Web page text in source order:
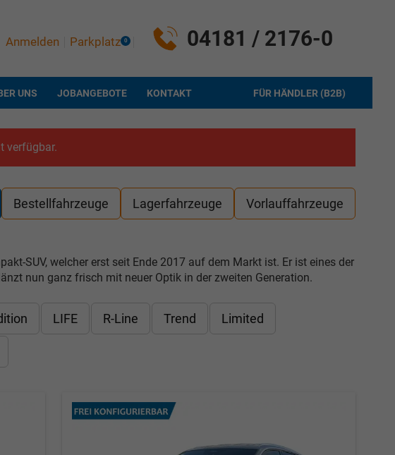
04181 / 2176-0
Anmelden Parkplatz 0
UNS JOBANGEBOTE FÜR HÄNDLER (B2B)
KONTAKT
verfügbar.
Bestellfahrzeuge Lagerfahrzeuge Vorlauffahrzeuge
SUV, welcher erst seit Ende 2017 auf dem Markt ist. Er ist eines der
nun ganz frisch mit neuer Optik in der zweiten Generation.
LIFE R-Line Trend Limited